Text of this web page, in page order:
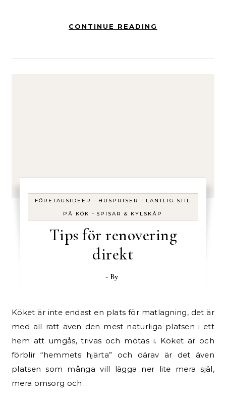
CONTINUE READING
FÖRETAGSIDEER - HUSPRISER - LANTLIG STIL
PÅ KÖK - SPISAR & KYLSKÅP
Tips för renovering
direkt
- By
Köket är inte endast en plats för matlagning, det är
med all rätt även den mest naturliga platsen i ett
hem att umgås, trivas och mötas i. Köket är och
förblir “hemmets hjärta” och därav är det även
platsen som många vill lägga ner lite mera själ,
mera omsorg och…